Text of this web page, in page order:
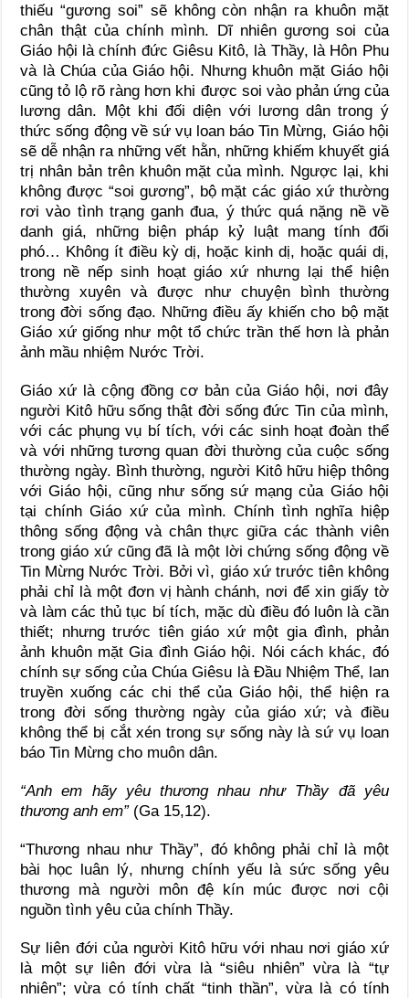
thiếu “gương soi” sẽ không còn nhận ra khuôn mặt
chân thật của chính mình. Dĩ nhiên gương soi của
Giáo hội là chính đức Giêsu Kitô, là Thầy, là Hôn Phu
và là Chúa của Giáo hội. Nhưng khuôn mặt Giáo hội
cũng tỏ lộ rõ ràng hơn khi được soi vào phản ứng của
lương dân. Một khi đối diện với lương dân trong ý
thức sống động về sứ vụ loan báo Tin Mừng, Giáo hội
sẽ dễ nhận ra những vết hằn, những khiếm khuyết giá
trị nhân bản trên khuôn mặt của mình. Ngược lại, khi
không được “soi gương”, bộ mặt các giáo xứ thường
rơi vào tình trạng ganh đua, ý thức quá nặng nề về
danh giá, những biện pháp kỷ luật mang tính đối
phó… Không ít điều kỳ dị, hoặc kinh dị, hoặc quái dị,
trong nề nếp sinh hoạt giáo xứ nhưng lại thể hiện
thường xuyên và được như chuyện bình thường
trong đời sống đạo. Những điều ấy khiến cho bộ mặt
Giáo xứ giống như một tổ chức trần thế hơn là phản
ảnh mầu nhiệm Nước Trời.
Giáo xứ là cộng đồng cơ bản của Giáo hội, nơi đây
người Kitô hữu sống thật đời sống đức Tin của mình,
với các phụng vụ bí tích, với các sinh hoạt đoàn thể
và với những tương quan đời thường của cuộc sống
thường ngày. Bình thường, người Kitô hữu hiệp thông
với Giáo hội, cũng như sống sứ mạng của Giáo hội
tại chính Giáo xứ của mình. Chính tình nghĩa hiệp
thông sống động và chân thực giữa các thành viên
trong giáo xứ cũng đã là một lời chứng sống động về
Tin Mừng Nước Trời. Bởi vì, giáo xứ trước tiên không
phải chỉ là một đơn vị hành chánh, nơi để xin giấy tờ
và làm các thủ tục bí tích, mặc dù điều đó luôn là cần
thiết; nhưng trước tiên giáo xứ một gia đình, phản
ảnh khuôn mặt Gia đình Giáo hội. Nói cách khác, đó
chính sự sống của Chúa Giêsu là Đầu Nhiệm Thể, lan
truyền xuống các chi thể của Giáo hội, thể hiện ra
trong đời sống thường ngày của giáo xứ; và điều
không thể bị cắt xén trong sự sống này là sứ vụ loan
báo Tin Mừng cho muôn dân.
“Anh em hãy yêu thương nhau như Thầy đã yêu
thương anh em”(Ga 15,12).
“Thương nhau như Thầy”, đó không phải chỉ là một
bài học luân lý, nhưng chính yếu là sức sống yêu
thương mà người môn đệ kín múc được nơi cội
nguồn tình yêu của chính Thầy.
Sự liên đới của người Kitô hữu với nhau nơi giáo xứ
là một sự liên đới vừa là “siêu nhiên” vừa là “tự
nhiên”; vừa có tính chất “tinh thần”, vừa là có tính